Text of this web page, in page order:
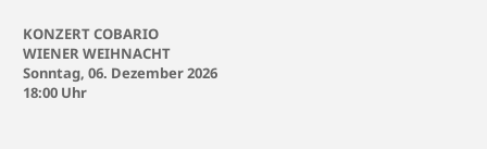
KONZERT COBARIO
WIENER WEIHNACHT
Sonntag, 06. Dezember 2026
18:00 Uhr